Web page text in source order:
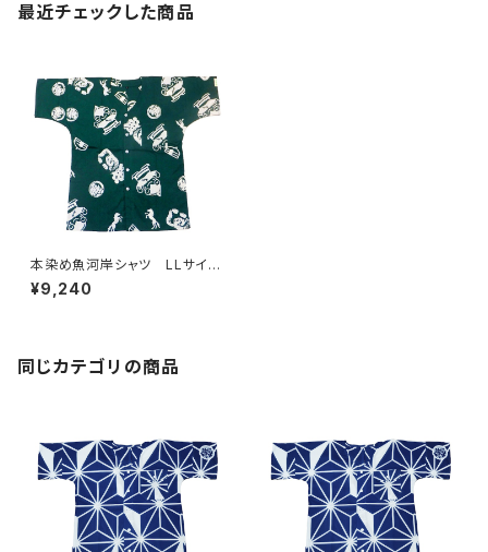
最近チェックした商品
本染め魚河岸シャツ LLサイ
ズ 認定証付き 木綿晒 やい
ちゃん柄 深緑 モンゴル 日
浜通り 港町
¥9,240
同じカテゴリの商品